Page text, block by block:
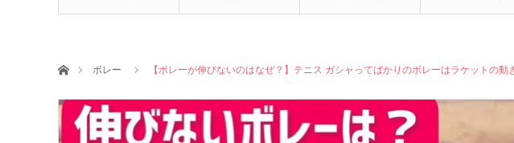
ホームボレー 【ボレーが伸びないのはなぜ？】テニス ガシャってばかりのボレーはラケットの動